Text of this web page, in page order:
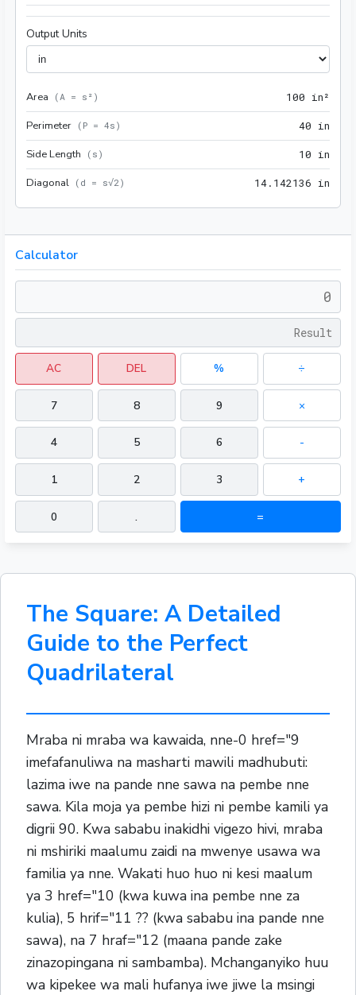
Output Units
Area (A = s² ) 100 in²
Perimeter ( P = 4s ) 40 in
Side Length ( s ) 10 in
Diagonal ( d = s√2) 14. 142136 in
Calculator
AC DEL % ÷
7 8 9 ×
4 5 6 -
1 2 3 +
0 . =
The Square: A Detailed
Guide to the Perfect
Quadrilateral
Mraba ni mraba wa kawaida, nne-0 href="9
imefafanuliwa na masharti mawili madhubuti:
lazima iwe na pande nne sawa na pembe nne
sawa. Kila moja ya pembe hizi ni pembe kamili ya
digrii 90. Kwa sababu inakidhi vigezo hivi, mraba
ni mshiriki maalumu zaidi na mwenye usawa wa
familia ya nne. Wakati huo huo ni kesi maalum
ya 3 href="10 (kwa kuwa ina pembe nne za
kulia), 5 hrif="11 ?? (kwa sababu ina pande nne
sawa), na 7 hraf="12 (maana pande zake
zinazopingana ni sambamba). Mchanganyiko huu
wa kipekee wa mali hufanya iwe jiwe la msingi